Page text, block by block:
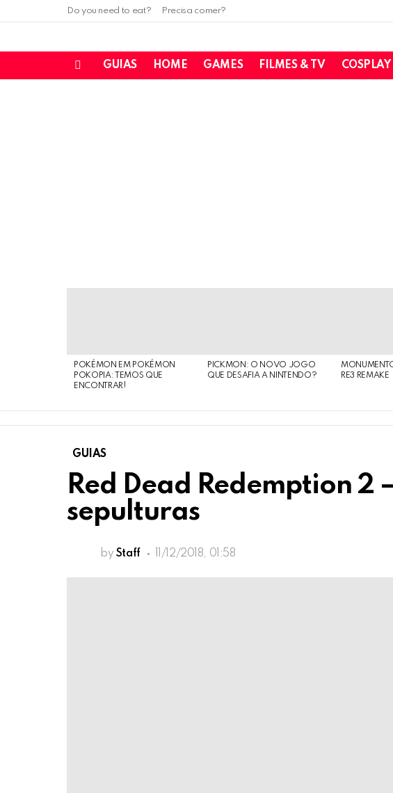
Do you need to eat? Precisa comer?
GUIAS HOME GAMES FILMES & TV COSPLAY
POKÉMON EM POKÉMON
POKOPIA: TEMOS QUE
ENCONTRAR!
PICKMON: O NOVO JOGO
QUE DESAFIA A NINTENDO?
RE3 REMAKE
GUIAS
Red Dead Redemption 2
sepulturas
by Staff 11/12/2018, 01:58